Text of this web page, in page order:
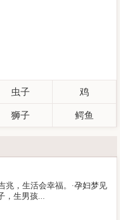
虫子 鸡
狮子 鳄鱼
兆，生活会幸福。·孕妇梦见
，生男孩...